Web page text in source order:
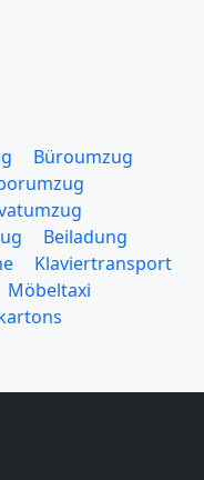
Büroumzug
Beiladung
Klaviertransport
Möbeltaxi